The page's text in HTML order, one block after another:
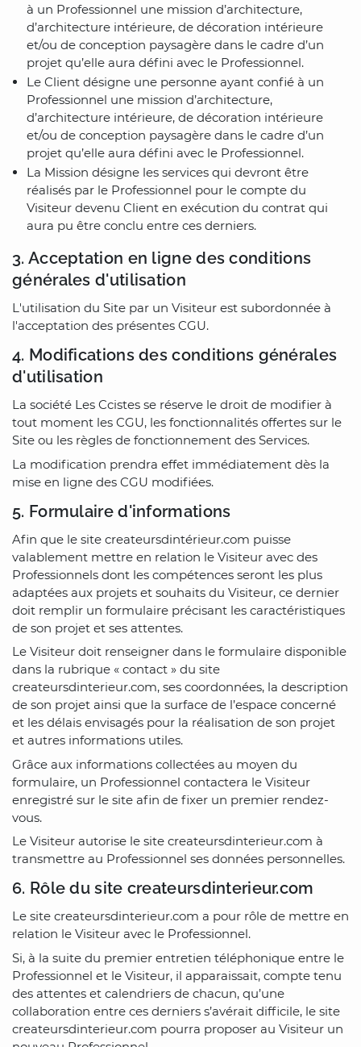
à un Professionnel une mission d’architecture,
d’architecture intérieure, de décoration intérieure
et/ou de conception paysagère dans le cadre d’un
projet qu’elle aura défini avec le Professionnel.
Le Client désigne une personne ayant confié à un
Professionnel une mission d’architecture,
d’architecture intérieure, de décoration intérieure
et/ou de conception paysagère dans le cadre d’un
projet qu’elle aura défini avec le Professionnel.
La Mission désigne les services qui devront être
réalisés par le Professionnel pour le compte du
Visiteur devenu Client en exécution du contrat qui
aura pu être conclu entre ces derniers.
3. Acceptation en ligne des conditions
générales d'utilisation
L'utilisation du Site par un Visiteur est subordonnée à
l'acceptation des présentes CGU.
4. Modifications des conditions générales
d'utilisation
La société Les Ccistes se réserve le droit de modifier à
tout moment les CGU, les fonctionnalités offertes sur le
Site ou les règles de fonctionnement des Services.
La modification prendra effet immédiatement dès la
mise en ligne des CGU modifiées.
5. Formulaire d'informations
Afin que le site createursdintérieur.com puisse
valablement mettre en relation le Visiteur avec des
Professionnels dont les compétences seront les plus
adaptées aux projets et souhaits du Visiteur, ce dernier
doit remplir un formulaire précisant les caractéristiques
de son projet et ses attentes.
Le Visiteur doit renseigner dans le formulaire disponible
dans la rubrique « contact » du site
createursdinterieur.com, ses coordonnées, la description
de son projet ainsi que la surface de l’espace concerné
et les délais envisagés pour la réalisation de son projet
et autres informations utiles.
Grâce aux informations collectées au moyen du
formulaire, un Professionnel contactera le Visiteur
enregistré sur le site afin de fixer un premier rendez-
vous.
Le Visiteur autorise le site createursdinterieur.com à
transmettre au Professionnel ses données personnelles.
6. Rôle du site createursdinterieur.com
Le site createursdinterieur.com a pour rôle de mettre en
relation le Visiteur avec le Professionnel.
Si, à la suite du premier entretien téléphonique entre le
Professionnel et le Visiteur, il apparaissait, compte tenu
des attentes et calendriers de chacun, qu’une
collaboration entre ces derniers s’avérait difficile, le site
createursdinterieur.com pourra proposer au Visiteur un